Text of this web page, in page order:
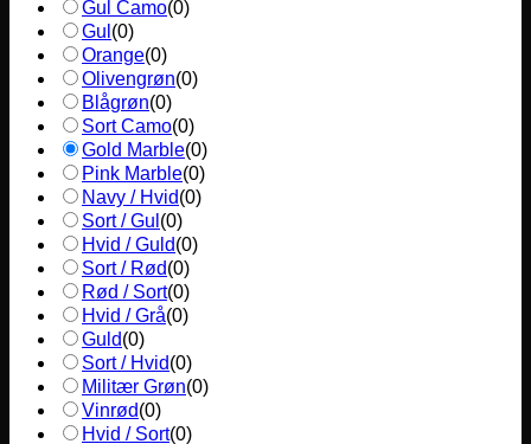
Gul Camo(0)
Gul (0)
Orange(0)
Olivengrøn(0)
Blågrøn(0)
Sort Camo(0)
Gold Marble(0)
Pink Marble(0)
Navy / Hvid(0)
Sort / Gul (0)
Hvid / Guld(0)
Sort / Rød(0)
Rød / Sort(0)
Hvid / Grå(0)
Guld(0)
Sort / Hvid(0)
Militær Grøn(0)
Vinrød(0)
Hvid / Sort(0)